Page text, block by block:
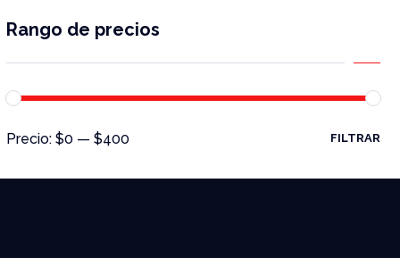
Rango de precios
FILTRAR
Precio:$0 —$400